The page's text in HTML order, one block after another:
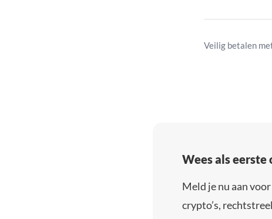
Veilig betalen
Wees als
Meld je nu aan
crypto’s,